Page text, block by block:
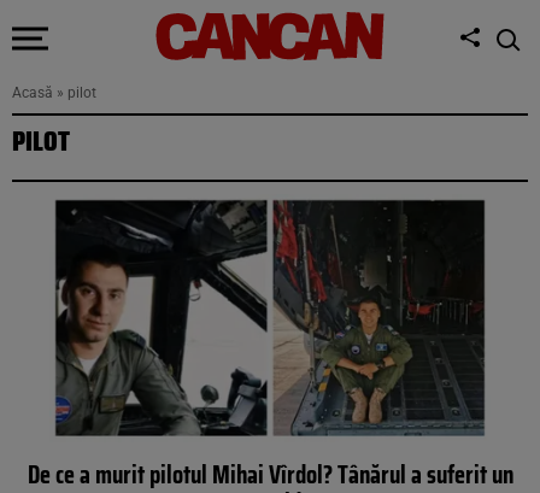
Acasă » pilot
PILOT
De ce a murit pilotul Mihai Vîrdol? Tânărul a suferit un